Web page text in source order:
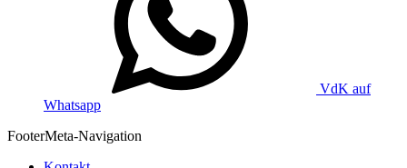
VdK auf
Whatsapp
FooterMeta-Navigation